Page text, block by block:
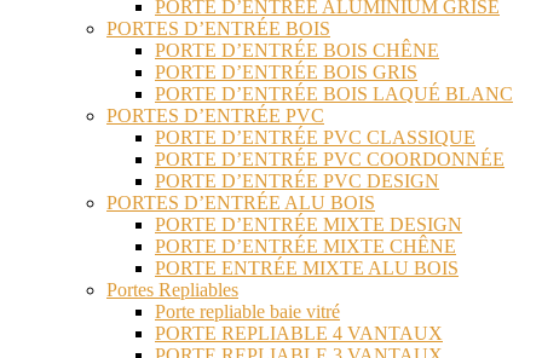
PORTE D’ENTRÉE ALUMINIUM GRISE
PORTES D’ENTRÉE BOIS
PORTE D’ENTRÉE BOIS CHÊNE
PORTE D’ENTRÉE BOIS GRIS
PORTE D’ENTRÉE BOIS LAQUÉ BLANC
PORTES D’ENTRÉE PVC
PORTE D’ENTRÉE PVC CLASSIQUE
PORTE D’ENTRÉE PVC COORDONNÉE
PORTE D’ENTRÉE PVC DESIGN
PORTES D’ENTRÉE ALU BOIS
PORTE D’ENTRÉE MIXTE DESIGN
PORTE D’ENTRÉE MIXTE CHÊNE
PORTE ENTRÉE MIXTE ALU BOIS
Portes Repliables
Porte repliable baie vitré
PORTE REPLIABLE 4 VANTAUX